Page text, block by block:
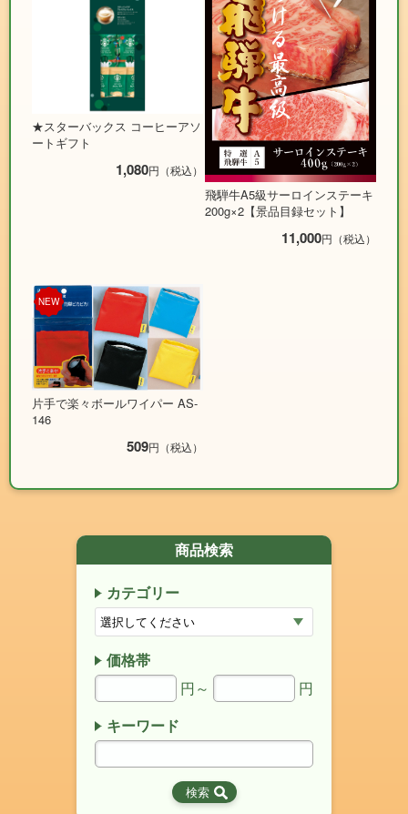
★スターバックス コーヒーアソ
ートギフト
1,080円（税込）
飛騨牛A5級サーロインステーキ
200g×2【景品目録セット】
11,000円（税込）
NEW
片手で楽々ボールワイパー AS-
146
509円（税込）
商品検索
カテゴリー
価格帯
円～
円
キーワード